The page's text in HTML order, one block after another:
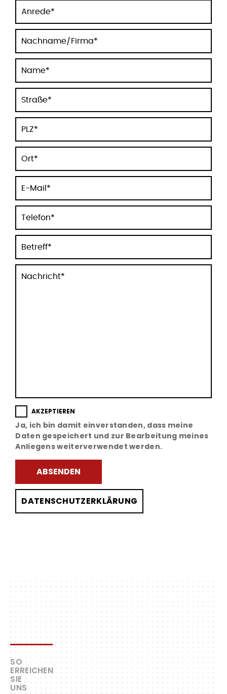
Ja, ich bin damit einverstanden, dass meine
Daten gespeichert und zur Bearbeitung meines
Anliegens weiterverwendet werden.
DATENSCHUTZERKLÄRUNG
SO
ERREICHEN
SIE
UNS